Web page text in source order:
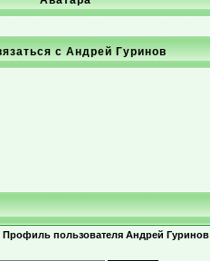
с Андрей Гуринов
Профиль пользователя Андрей Гуринов